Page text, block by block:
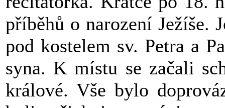
příběhů o narození Ježíše.
pod kostelem sv. Petra a
syna. K místu se začali
králové. Vše bylo